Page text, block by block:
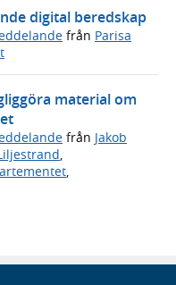
digital beredskap
från Parisa
material om
från Jakob